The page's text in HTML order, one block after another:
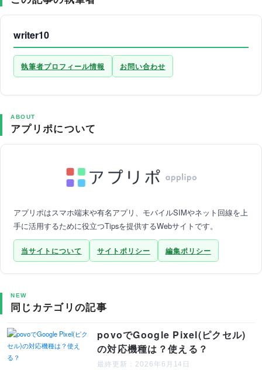
writer10
執筆者プロフィール情報 お問い合わせ
ABOUT
アプリポについて
アプリポはスマホ端末や有名アプリ、モバイルSIMやネット回線を上
手に活用するために役立つTipsを提供するWebサイトです。
当サイトについて サイトポリシー 編集ポリシー
NEW
同じカテゴリの記事
povoでGoogle Pixel(ピクセル)
の対応機種は？使える？
最終更新：2026年6月14日